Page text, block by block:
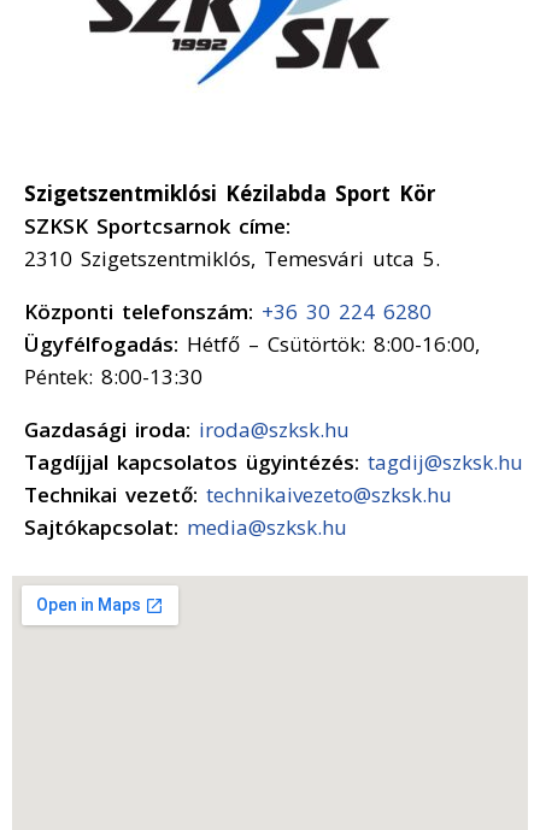
Szigetszentmiklósi Kézilabda Sport Kör
SZKSK Sportcsarnok címe:
2310 Szigetszentmiklós, Temesvári utca 5.
Központi telefonszám: +36 30 224 6280
Ügyfélfogadás: Hétfő – Csütörtök: 8:00-16:00,
Péntek: 8:00-13:30
Gazdasági iroda: iroda@szksk.hu
Tagdíjjal kapcsolatos ügyintézés: tagdij@szksk.hu
Technikai vezető: technikaivezeto@szksk.hu
Sajtókapcsolat: media@szksk.hu